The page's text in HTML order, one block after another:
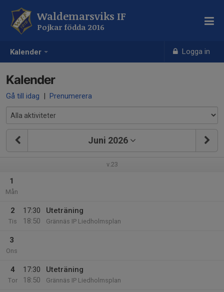
Kalender Logga in
Waldemarsviks IF
Pojkar födda 2016
Kalender
Gå till idag | Prenumerera
Juni 2026
v.23
1
Mån
2
Tis
17:30
18:50
Uteträning
Grännäs IP Liedholmsplan
3
Ons
4
Tor
17:30
18:50
Uteträning
Grännäs IP Liedholmsplan